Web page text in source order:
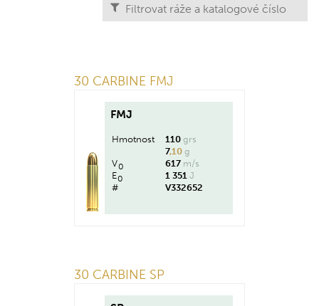
30 CARBINE FMJ
FMJ
Hmotnost 110 grs
7,10 g
V0 617 m/s
E0 1 351 J
#
V332652
30 CARBINE SP